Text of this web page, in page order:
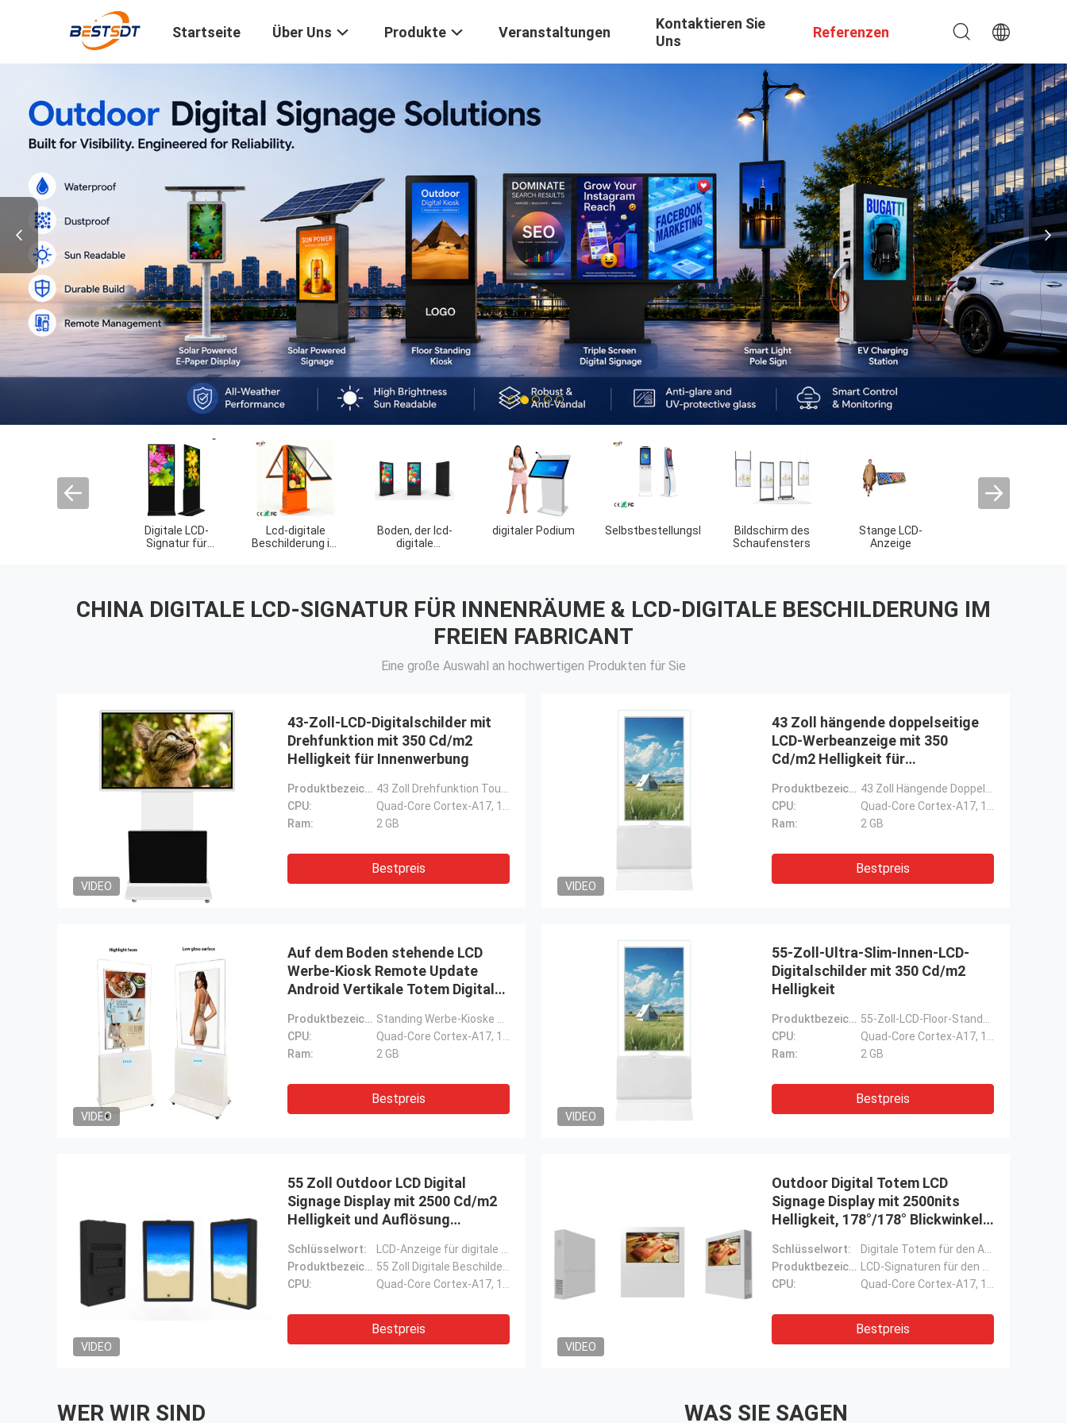
Startseite Über Uns Produkte Veranstaltungen
Kontaktieren Sie
Uns
Referenzen
1 2 3 4 5
Tragbare digitale
Beschilderung
Transparenter
LCD-Bildschirm
LED-
Posteranzeige
Miet-LED-Anzeige
Touch Screen
LED Filmbildschirm
Anzeige mit E-
Tinte
CHINA DIGITALE LCD-SIGNATUR FÜR INNENRÄUME & LCD-DIGITALE BESCHILDERUNG IM
FREIEN FABRICANT
Eine große Auswahl an hochwertigen Produkten für Sie
VIDEO
43-Zoll-LCD-Digitalschilder mit
Drehfunktion mit 350 Cd/m2
Helligkeit für Innenwerbung
Produktbezeichnung:
43 Zoll Drehfunktion Touch Display digitale Werbetafel für Innenräume
CPU:
Quad-Core Cortex-A17, 1,8 GHz
Ram:
2 GB
Bestpreis
VIDEO
43 Zoll hängende doppelseitige
LCD-Werbeanzeige mit 350
Cd/m2 Helligkeit für
Produktbezeichnung:
43 Zoll Hängende Doppelseitige Fensterwerbung Hängende Digitale Beschilderung
CPU:
Quad-Core Cortex-A17, 1,8 GHz
Ram:
2 GB
Bestpreis
VIDEO
Auf dem Boden stehende LCD
Werbe-Kiosk Remote Update
Android Vertikale Totem Digital
Produktbezeichnung:
Standing Werbe-Kioske Remote-Aktualisierung Android vertikaler Totem
CPU:
Quad-Core Cortex-A17, 1,8 GHz
Ram:
2 GB
Bestpreis
VIDEO
55-Zoll-Ultra-Slim-Innen-LCD-
Digitalschilder mit 350 Cd/m2
Helligkeit
Produktbezeichnung:
55-Zoll-LCD-Floor-Standbildschirm für den Innenbereich
CPU:
Quad-Core Cortex-A17, 1,8 GHz
Ram:
2 GB
Bestpreis
VIDEO
55 Zoll Outdoor LCD Digital
Signage Display mit 2500 Cd/m2
Helligkeit und Auflösung
Schlüsselwort:
LCD-Anzeige für digitale Werbeanzeigen im Freien
Produktbezeichnung:
55 Zoll Digitale Beschilderung Outdoor-Lcd-Digitale Beschilderung
CPU:
Quad-Core Cortex-A17, 1,8 GHz
Bestpreis
VIDEO
Outdoor Digital Totem LCD
Signage Display mit 2500nits
Helligkeit, 178°/178° Blickwinkel
Schlüsselwort:
Digitale Totem für den Außenbereich
Produktbezeichnung:
LCD-Signaturen für den Außenbereich Werbung Totem-Medien-Player Digital Signage Displays
CPU:
Quad-Core Cortex-A17, 1,8 GHz
Bestpreis
WER WIR SIND WAS SIE SAGEN